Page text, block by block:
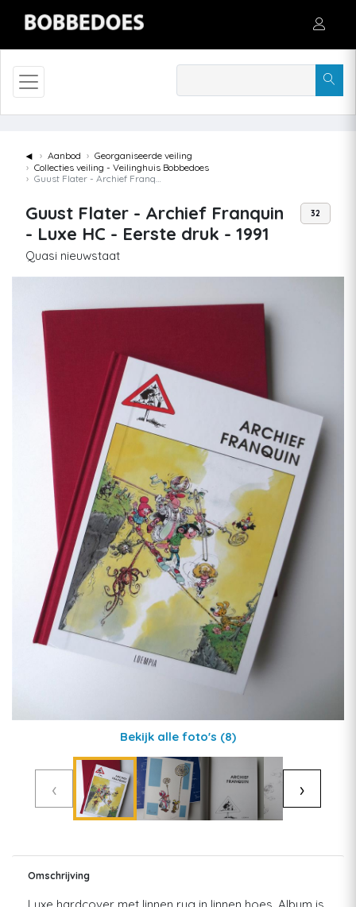
◄ Aanbod
Georganiseerde veiling
Collecties veiling - Veilinghuis Bobbedoes
Guust Flater - Archief Franquin - Luxe HC - Eerste druk - 1991
Guust Flater - Archief Franquin
- Luxe HC - Eerste druk - 1991
Quasi nieuwstaat
32
Bekijk alle foto's (8)
‹ ›
Omschrijving
Luxe hardcover met linnen rug in linnen hoes. Album is